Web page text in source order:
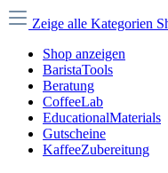
Zeige alle Kategorien
Shop anzeigen
BaristaTools
Beratung
CoffeeLab
EducationalMaterials
Gutscheine
KaffeeZubereitung